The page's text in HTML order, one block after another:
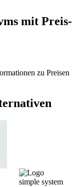
mit Preis-
zu Preisen
simple system